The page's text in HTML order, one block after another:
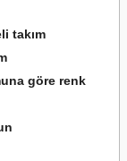
takım
göre renk